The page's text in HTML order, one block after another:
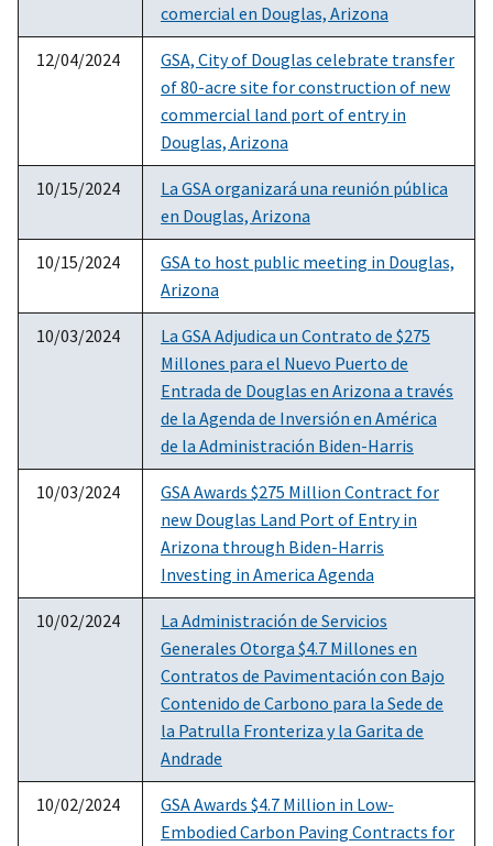
comercial en Douglas, Arizona
12/04/2024
GSA, City of Douglas celebrate transfer
of 80-acre site for construction of new
commercial land port of entry in
Douglas, Arizona
10/15/2024
La GSA organizará una reunión pública
en Douglas, Arizona
10/15/2024
GSA to host public meeting in Douglas,
Arizona
10/03/2024
La GSA Adjudica un Contrato de $275
Millones para el Nuevo Puerto de
Entrada de Douglas en Arizona a través
de la Agenda de Inversión en América
de la Administración Biden-Harris
10/03/2024
GSA Awards $275 Million Contract for
new Douglas Land Port of Entry in
Arizona through Biden-Harris
Investing in America Agenda
10/02/2024
La Administración de Servicios
Generales Otorga $4.7 Millones en
Contratos de Pavimentación con Bajo
Contenido de Carbono para la Sede de
la Patrulla Fronteriza y la Garita de
Andrade
10/02/2024
GSA Awards $4.7 Million in Low-
Embodied Carbon Paving Contracts for